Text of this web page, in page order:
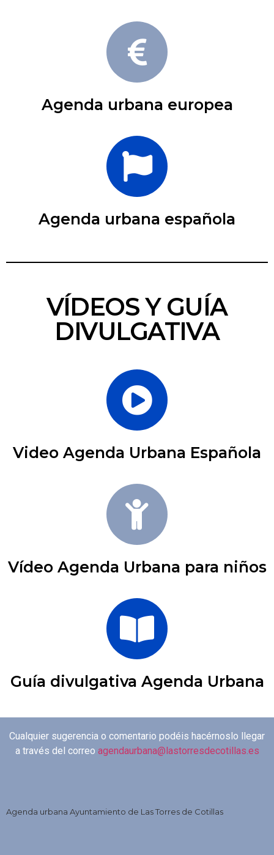
Agenda urbana europea
Agenda urbana española
VÍDEOS Y GUÍA
DIVULGATIVA
Video Agenda Urbana Española
Vídeo Agenda Urbana para niños
Guía divulgativa Agenda Urbana
Cualquier sugerencia o comentario podéis hacérnoslo llegar
a través del correo agendaurbana@lastorresdecotillas.es
Agenda urbana Ayuntamiento de Las Torres de Cotillas